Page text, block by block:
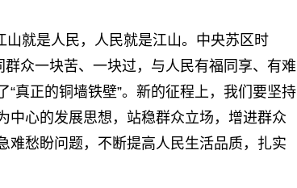
就是人民，人民就是江山。中央苏区时
众一块苦、一块过，与人民有福同享、有难
真正的铜墙铁壁”。新的征程上，我们要坚持
中心的发展思想，站稳群众立场，增进群众
难愁盼问题，不断提高人民生活品质，扎实